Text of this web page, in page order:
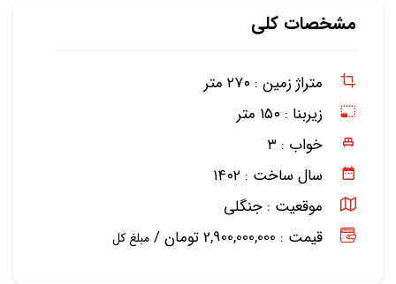
مشخصات کلی
متراژ زمین : ۲۷۰ متر
زیربنا : ۱۵۰ متر
خواب : ۳
سال ساخت : ۱۴۰۲
موقعیت : جنگلی
قیمت : 2,900,000,000 تومان /
مبلغ کل